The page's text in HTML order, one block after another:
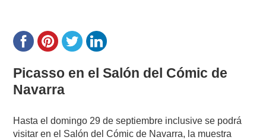
Picasso en el Salón del Cómic de
Navarra
Hasta el domingo 29 de septiembre inclusive se podrá
visitar en el Salón del Cómic de Navarra, la muestra